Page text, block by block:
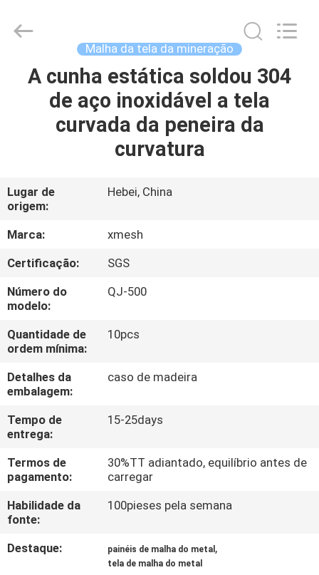
CASA
PRODUTOS
NÓS
EXCURSÃO
DA
FÁBRICA
CONTROLE
DA
QUALIDADE
CONTACTE-
NOS
UMAS
CITAÇÕES
Mesh
MFG
Reserved.
Malha da tela da mineração
A cunha estática soldou 304
de aço inoxidável a tela
curvada da peneira da
curvatura
Lugar de
origem:
Hebei, China
Marca:
xmesh
Certificação:
SGS
Número do
modelo:
QJ-500
Quantidade de
ordem mínima:
10pcs
Detalhes da
embalagem:
caso de madeira
Tempo de
entrega:
15-25days
Termos de
pagamento:
30%TT adiantado, equilíbrio antes de
carregar
Habilidade da
fonte:
100pieses pela semana
Destaque: painéis de malha do metal ,
tela de malha do metal